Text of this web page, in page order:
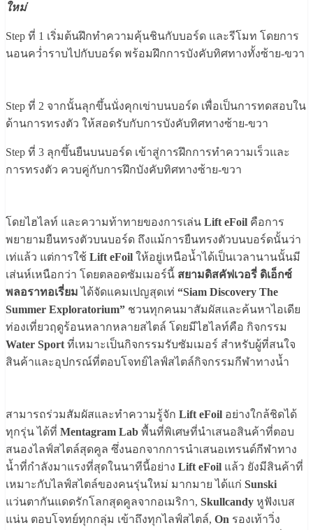
ใหม่
Step ที่ 1 เริ่มต้นฝึกทำความคุ้นชินกับบอร์ด และรีโมท โดยการ
นอนคว่ำราบไปกับบอร์ด พร้อมฝึกการบังคับทิศทางทั้งซ้าย-ขวา
Step ที่ 2 จากนั้นลุกขึ้นนั่งคุกเข่าบนบอร์ด เพื่อเป็นการทดสอบใน
ด้านการทรงตัว ให้สอดรับกับการบังคับทิศทางซ้าย-ขวา
Step ที่ 3 ลุกขึ้นยืนบนบอร์ด เข้าสู่การฝึกการทำความเร็วและ
การทรงตัว ควบคู่กับการฝึกบังคับทิศทางซ้าย-ขวา
โดยไฮไลท์ และความท้าทายของการเล่น Lift eFoil คือการ
พยายามยืนทรงตัวบนบอร์ด ถึงแม้การยืนทรงตัวบนบอร์ดนั้นว่า
เท่แล้ว แต่การใช้ Lift eFoil ให้อยู่เหนือน้ำได้เป็นเวลานานนั้นมี
เส่นห์เหนือกว่า โดยตลอดซัมเมอร์นี้ สยามดิสคัฟเวอรี่ ดิเอ็กซ์
พลอราทอเรี่ยม ได้จัดแคมเปญสุดเท่ “Siam Discovery The
Summer Exploratorium” ชวนทุกคนมาสัมผัสและค้นหาไอเดีย
ท่องเที่ยวฤดูร้อนหลากหลายสไตล์ โดยมีไฮไลท์คือ กิจกรรม
Water Sport ที่เหมาะเป็นกิจกรรมรับซัมเมอร์ สำหรับผู้ที่สนใจ
สินค้าและอุปกรณ์ที่ตอบโจทย์ไลฟ์สไตล์กิจกรรมกีฬาทางน้ำ
สามารถร่วมสัมผัสและทำความรู้จัก Lift eFoil อย่างใกล้ชิดได้
ทุกรุ่น ได้ที่ Mentagram Lab พื้นที่พิเศษที่นำเสนอสินค้าที่ตอบ
สนองไลฟ์สไตล์สุดคูล ซึ่งนอกจากการนำเสนอเทรนด์กีฬาทาง
น้ำที่กำลังมาแรงที่สุดในนาทีนี้อย่าง Lift eFoil แล้ว ยังมีสินค้าที่
เหมาะกับไลฟ์สไตล์ของคนรุ่นใหม่ มากมาย ได้แก่ Sunski
แว่นตากันแดดรักโลกสุดคูลจากอเมริกา, Skullcandy หูฟังเบส
แน่น ตอบโจทย์ทุกกลุ่ม เข้าถึงทุกไลฟ์สไตล์, On รองเท้าวิ่ง